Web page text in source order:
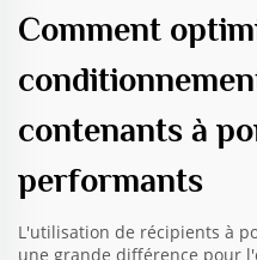
Comment
contenants à
performants
L'utilisation de récipients à
une grande différence pour